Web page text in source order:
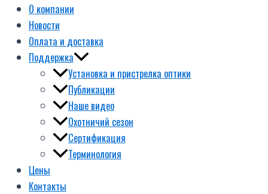
О компании
Новости
Оплата и доставка
Поддержка
Установка и пристрелка оптики
Публикации
Наше видео
Охотничий сезон
Сертификация
Терминология
Цены
Контакты